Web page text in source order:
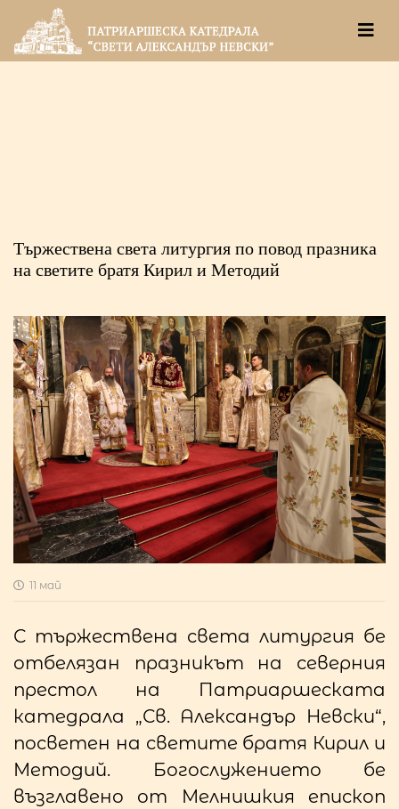
Тържествена света литургия по повод празника
на светите братя Кирил и Методий
11 май
С тържествена света литургия бе
отбелязан празникът на северния
престол на Патриаршеската
катедрала „Св. Александър Невски“,
посветен на светите братя Кирил и
Методий. Богослужението бе
възглавено от Мелнишкия епископ